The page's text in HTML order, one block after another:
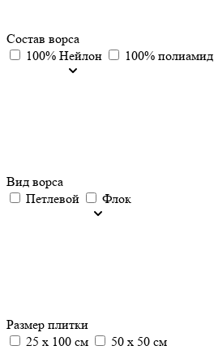
Состав ворса
100% Нейлон
100% полиамид
Вид ворса
Петлевой
Флок
Размер плитки
25 х 100 см
50 х 50 см